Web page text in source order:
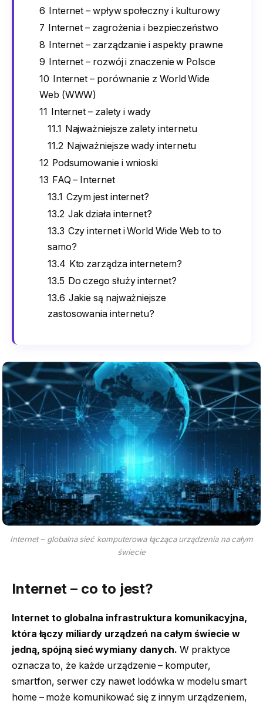
6 Internet – wpływ społeczny i kulturowy
7 Internet – zagrożenia i bezpieczeństwo
8 Internet – zarządzanie i aspekty prawne
9 Internet – rozwój i znaczenie w Polsce
10 Internet – porównanie z World Wide
Web (WWW)
11 Internet – zalety i wady
11.1 Najważniejsze zalety internetu
11.2 Najważniejsze wady internetu
12 Podsumowanie i wnioski
13 FAQ – Internet
13.1 Czym jest internet?
13.2 Jak działa internet?
13.3 Czy internet i World Wide Web to to
samo?
13.4 Kto zarządza internetem?
13.5 Do czego służy internet?
13.6 Jakie są najważniejsze
zastosowania internetu?
Internet – globalna sieć komputerowa łącząca urządzenia na całym
świecie
Internet – co to jest?
Internet to globalna infrastruktura komunikacyjna,
która łączy miliardy urządzeń na całym świecie w
jedną, spójną sieć wymiany danych. W praktyce
oznacza to, że każde urządzenie – komputer,
smartfon, serwer czy nawet lodówka w modelu smart
home – może komunikować się z innym urządzeniem,